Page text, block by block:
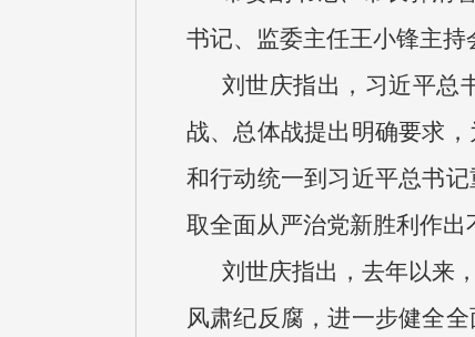
书记、监委主任王小锋主持
刘世庆指出，习近平总
战、总体战提出明确要求
和行动统一到习近平总书
取全面从严治党新胜利作出
刘世庆指出，去年以来
风肃纪反腐，进一步健全